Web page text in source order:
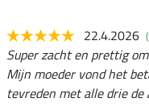
22.4.2026
Super zacht en prettig
Mijn moeder vond het
tevreden met alle drie